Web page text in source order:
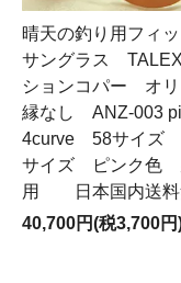
晴天の釣り用フィ
サングラス
ションコパー オ
縁なし ANZ-003
4curve 58サイズ
サイズ ピンク色
用 日本国内送料
40,700円(税3,700円